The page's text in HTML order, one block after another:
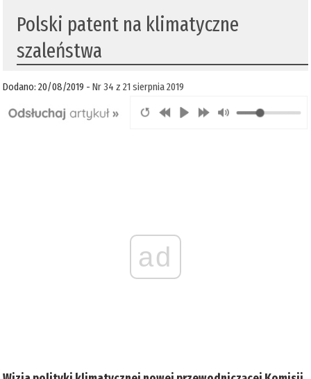
Polski patent na klimatyczne
szaleństwa
Dodano: 20/08/2019 -Nr 34 z 21 sierpnia 2019
ad